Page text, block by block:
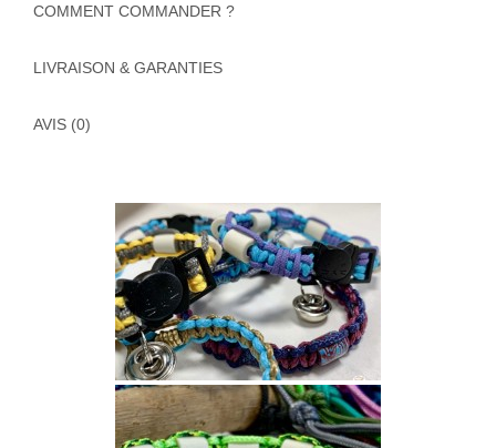
COMMENT COMMANDER ?
LIVRAISON & GARANTIES
AVIS (0)